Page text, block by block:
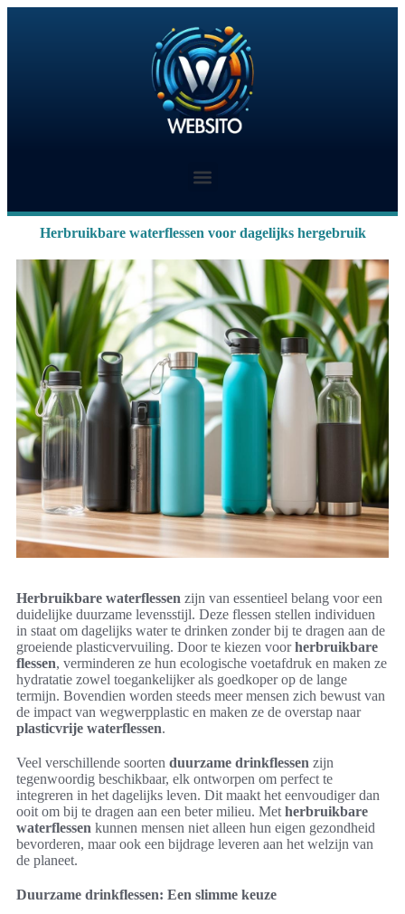
Herbruikbare waterflessen voor dagelijks hergebruik
Herbruikbare waterflessen zijn van essentieel belang voor een
duidelijke duurzame levensstijl. Deze flessen stellen individuen
in staat om dagelijks water te drinken zonder bij te dragen aan de
groeiende plasticvervuiling. Door te kiezen voorherbruikbare
flessen, verminderen ze hun ecologische voetafdruk en maken ze
hydratatie zowel toegankelijker als goedkoper op de lange
termijn. Bovendien worden steeds meer mensen zich bewust van
de impact van wegwerpplastic en maken ze de overstap naar
plasticvrije waterflessen.
Veel verschillende soorten duurzame drinkflessen zijn
tegenwoordig beschikbaar, elk ontworpen om perfect te
integreren in het dagelijks leven. Dit maakt het eenvoudiger dan
ooit om bij te dragen aan een beter milieu. Met herbruikbare
waterflessen kunnen mensen niet alleen hun eigen gezondheid
bevorderen, maar ook een bijdrage leveren aan het welzijn van
de planeet.
Duurzame drinkflessen: Een slimme keuze